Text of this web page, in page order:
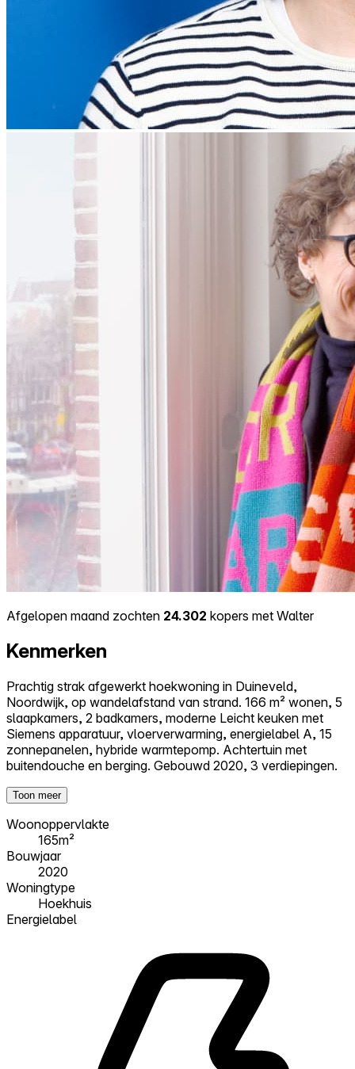
Afgelopen maand zochten 24.302 kopers met Walter
Kenmerken
Prachtig strak afgewerkt hoekwoning in Duineveld,
Noordwijk, op wandelafstand van strand. 166 m² wonen, 5
slaapkamers, 2 badkamers, moderne Leicht keuken met
Siemens apparatuur, vloerverwarming, energielabel A, 15
zonnepanelen, hybride warmtepomp. Achtertuin met
buitendouche en berging. Gebouwd 2020, 3 verdiepingen.
Toon meer
Woonoppervlakte
165m²
Bouwjaar
2020
Woningtype
Hoekhuis
Energielabel